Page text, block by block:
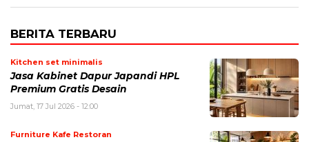
BERITA TERBARU
Kitchen set minimalis
Jasa Kabinet Dapur Japandi HPL
Premium Gratis Desain
Jumat, 17 Jul 2026 - 12:00
Furniture Kafe Restoran